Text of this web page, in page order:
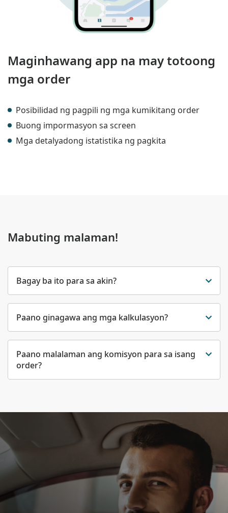
Maginhawang app na may totoong
mga order
Posibilidad ng pagpili ng mga kumikitang order
Buong impormasyon sa screen
Mga detalyadong istatistika ng pagkita
Mabuting malaman!
Bagay ba ito para sa akin?
Paano ginagawa ang mga kalkulasyon?
Paano malalaman ang komisyon para sa isang
order?